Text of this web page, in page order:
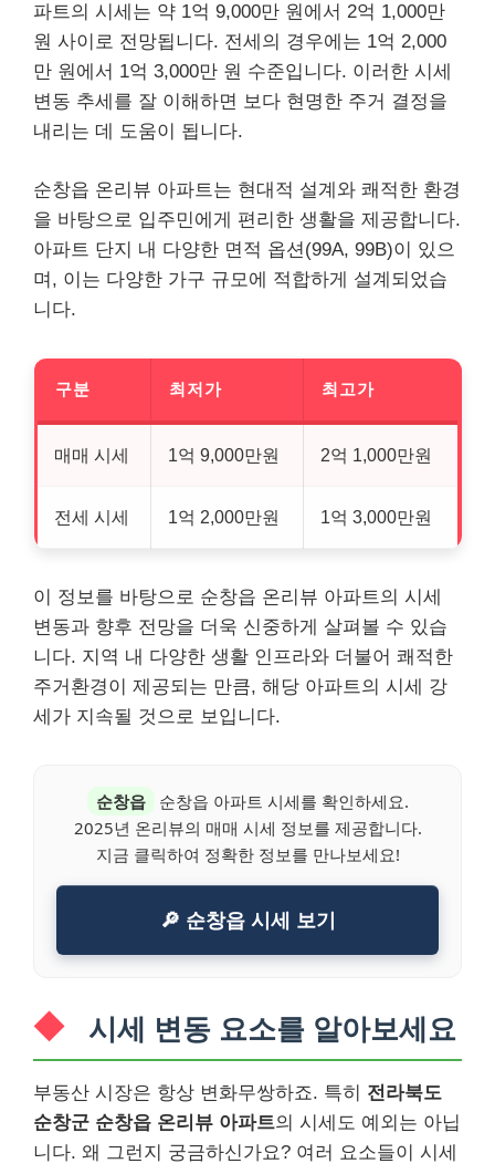
파트의 시세는 약 1억 9,000만 원에서 2억 1,000만
원 사이로 전망됩니다. 전세의 경우에는 1억 2,000
만 원에서 1억 3,000만 원 수준입니다. 이러한 시세
변동 추세를 잘 이해하면 보다 현명한 주거 결정을
내리는 데 도움이 됩니다.
순창읍 온리뷰 아파트는 현대적 설계와 쾌적한 환경
을 바탕으로 입주민에게 편리한 생활을 제공합니다.
아파트 단지 내 다양한 면적 옵션(99A, 99B)이 있으
며, 이는 다양한 가구 규모에 적합하게 설계되었습
니다.
구분 최저가 최고가
매매 시세 1억 9,000만원 2억 1,000만원
전세 시세 1억 2,000만원 1억 3,000만원
이 정보를 바탕으로 순창읍 온리뷰 아파트의 시세
변동과 향후 전망을 더욱 신중하게 살펴볼 수 있습
니다. 지역 내 다양한 생활 인프라와 더불어 쾌적한
주거환경이 제공되는 만큼, 해당 아파트의 시세 강
세가 지속될 것으로 보입니다.
순창읍
순창읍 아파트 시세를 확인하세요.
2025년 온리뷰의 매매 시세 정보를 제공합니다.
지금 클릭하여 정확한 정보를 만나보세요!
🔎 순창읍 시세 보기
시세 변동 요소를 알아보세요
부동산 시장은 항상 변화무쌍하죠. 특히 전라북도
순창군 순창읍 온리뷰 아파트의 시세도 예외는 아닙
니다. 왜 그런지 궁금하신가요? 여러 요소들이 시세